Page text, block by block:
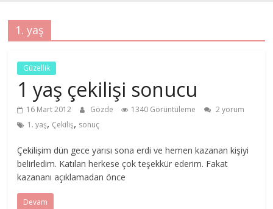
1. yaş
Güzellik
1 yaş çekilişi sonucu
16 Mart 2012 Gözde 1340 Görüntüleme
2 yorum
1. yaş, Çekiliş, sonuç
Çekilişim dün gece yarısı sona erdi ve hemen kazanan kişiyi
belirledim. Katılan herkese çok teşekkür ederim. Fakat
kazananı açıklamadan önce
Devam